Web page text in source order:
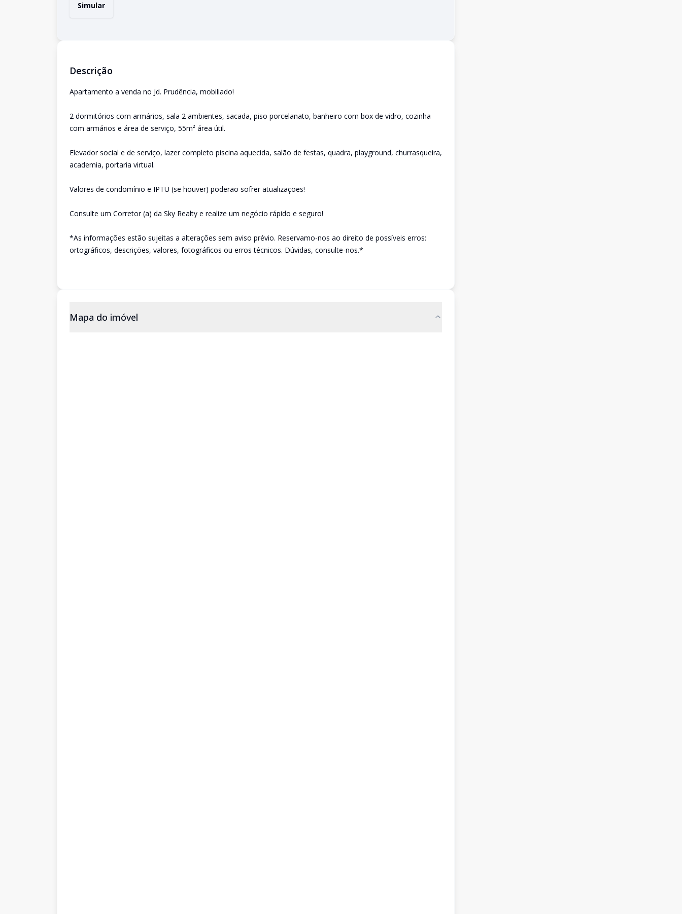
Simular
Descrição
Apartamento a venda no Jd. Prudência, mobiliado!
2 dormitórios com armários, sala 2 ambientes, sacada, piso porcelanato, banheiro com box de vidro, cozinha
com armários e área de serviço, 55m² área útil.
Elevador social e de serviço, lazer completo piscina aquecida, salão de festas, quadra, playground, churrasqueira,
academia, portaria virtual.
Valores de condomínio e IPTU (se houver) poderão sofrer atualizações!
Consulte um Corretor (a) da Sky Realty e realize um negócio rápido e seguro!
*As informações estão sujeitas a alterações sem aviso prévio. Reservamo-nos ao direito de possíveis erros:
ortográficos, descrições, valores, fotográficos ou erros técnicos. Dúvidas, consulte-nos.*
Mapa do imóvel